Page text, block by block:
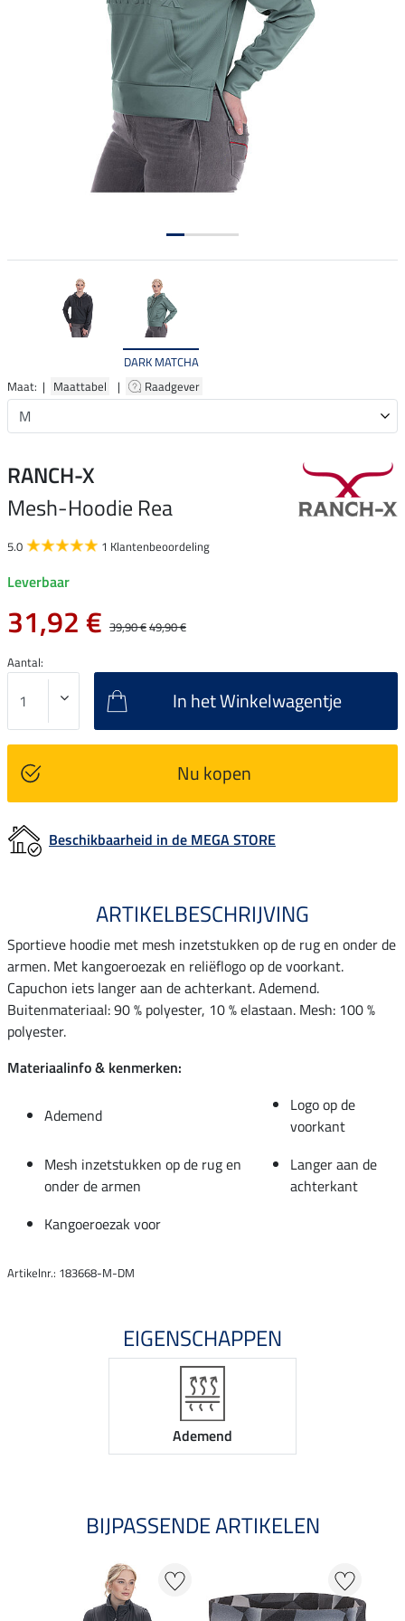
DARK MATCHA
Maat: | Maattabel | Raadgever
RANCH-X
Mesh-Hoodie Rea
5.0 1 Klantenbeoordeling
Leverbaar
31,92 € 39,90 €49,90 €
Aantal:
In het Winkelwagentje
Nu kopen
Beschikbaarheid in de MEGA STORE
ARTIKELBESCHRIJVING
Sportieve hoodie met mesh inzetstukken op de rug en onder de
armen. Met kangoeroezak en reliëflogo op de voorkant.
Capuchon iets langer aan de achterkant. Ademend.
Buitenmateriaal: 90 % polyester, 10 % elastaan. Mesh: 100 %
polyester.
Materiaalinfo & kenmerken:
Ademend
Logo op de
voorkant
Mesh inzetstukken op de rug en
onder de armen
Langer aan de
achterkant
Kangoeroezak voor
Artikelnr.: 183668-M-DM
EIGENSCHAPPEN
Ademend
BIJPASSENDE ARTIKELEN